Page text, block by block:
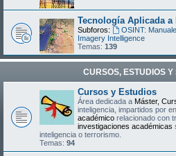
Tecnología Aplicada
Subforos: OSINT:
Imagery Intelligence
Temas: 139
CURSOS, ESTUDIOS Y
Cursos y Estudios
Área dedicada a Máster,
inteligencia, impartidos por
académico relacionado con
investigaciones académicas
inteligencia o terrorismo.
Temas: 94